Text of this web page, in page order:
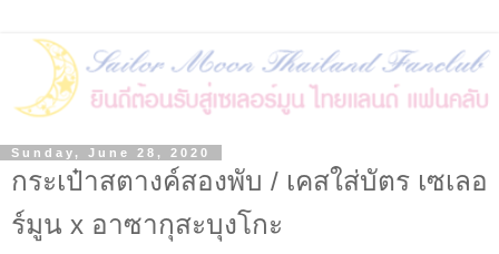
Sunday, June 28, 2020
กระเป๋าสตางค์สองพับ / เคสใส่บัตร เซเลอ
ร์มูน x อาซากุสะบุงโกะ